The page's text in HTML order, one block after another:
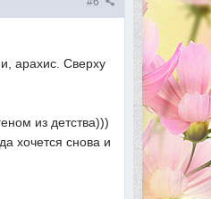
арахис. Сверху
из детства)))
хочется снова и